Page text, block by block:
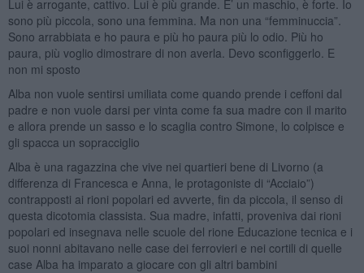
Lui è arrogante, cattivo. Lui è più grande. E’ un maschio, è forte. Io
sono più piccola, sono una femmina. Ma non una “femminuccia”.
Sono arrabbiata e ho paura e più ho paura più lo odio. Più ho
paura, più voglio dimostrare di non averla. Devo sconfiggerlo. E
non mi sposto
Alba non vuole sentirsi umiliata come quando prende i ceffoni dal
padre e non vuole darsi per vinta come fa sua madre con il marito
e allora prende un sasso e lo scaglia contro Simone, lo colpisce e
gli spacca un sopracciglio
Alba è una ragazzina che vive nei quartieri bene di Livorno (a
differenza di Francesca e Anna, le protagoniste di “Acciaio”)
contrapposti ai rioni popolari ed avverte, fin da piccola, il senso di
questa dicotomia classista. Sua madre, infatti, proveniva dai rioni
popolari ed insegnava nelle scuole del rione Educazione tecnica e i
suoi nonni abitavano nelle case dei ferrovieri e nei cortili di quelle
case Alba ha imparato a giocare con gli altri bambini